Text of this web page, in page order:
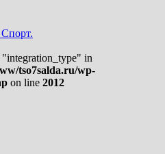
in
tso7salda.ru/wp-
on line 2012